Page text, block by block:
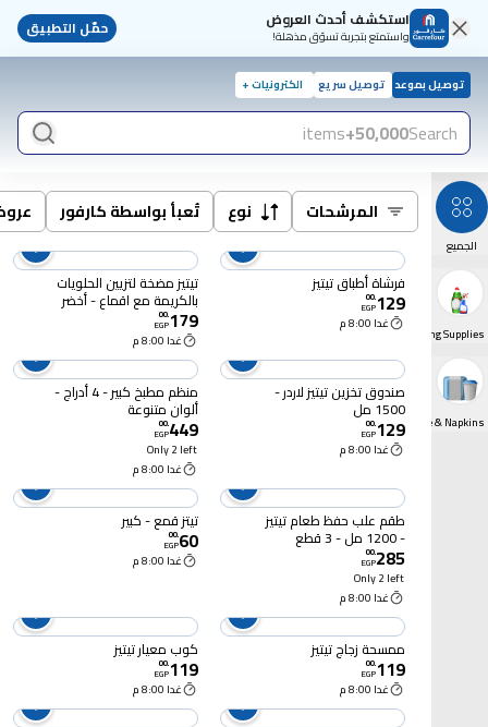
استكشف أحدث العروض
واستمتع بتجربة تسوّق مذهلة! حمّل التطبيق
توصيل بموعد توصيل سريع الكترونيات +
Search
50,000+
items
الجميع
Cleaning Supplies
Disposables Tableware & Napkins
المرشحات نوع تُعبأ بواسطة كارفور
فرشاة أطباق تيتيز
129
.
00
EGP
غدا 8:00 م
تيتيز مضخة لتزيين الحلويات
بالكريمة مع اقماع - أخضر
179
.
00
EGP
غدا 8:00 م
صندوق تخزين تيتيز لاردر -
1500 مل
129
.
00
EGP
غدا 8:00 م
منظم مطبخ كبير - 4 أدراج -
ألوان متنوعة
449
.
00
EGP
Only 2 left
غدا 8:00 م
طقم علب حفظ طعام تيتيز
- 1200 مل - 3 قطع
285
.
00
EGP
Only 2 left
غدا 8:00 م
تيتز قمع - كبير
60
.
00
EGP
غدا 8:00 م
ممسحة زجاج تيتيز
119
.
00
EGP
غدا 8:00 م
كوب معيار تيتيز
119
.
00
EGP
غدا 8:00 م